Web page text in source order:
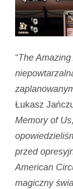
“The
Łukasz
Memory of
przed
American
magiczny